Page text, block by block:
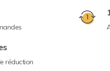
réduction